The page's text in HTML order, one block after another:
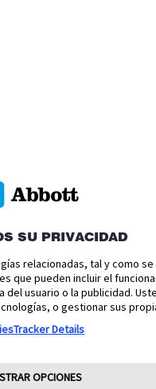
SU PRIVACIDAD
relacionadas, tal y como
que pueden incluir el
del usuario o la publicidad.
o gestionar sus
Tracker Details
OPCIONES